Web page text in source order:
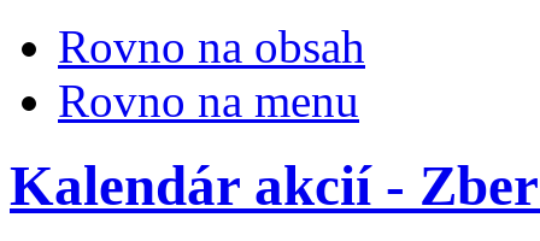
Rovno na obsah
Rovno na menu
Kalendár akcií -